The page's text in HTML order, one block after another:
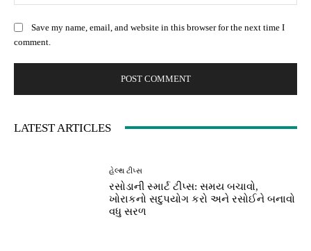
Save my name, email, and website in this browser for the next time I
comment.
LATEST ARTICLES
હેલ્થ ટીપ્સ
રસોડાની સ્માર્ટ ટીપ્સ: સમય બચાવો,
ખોરાકનો સદુપયોગ કરો અને રસોઈને બનાવો
વધુ સરળ